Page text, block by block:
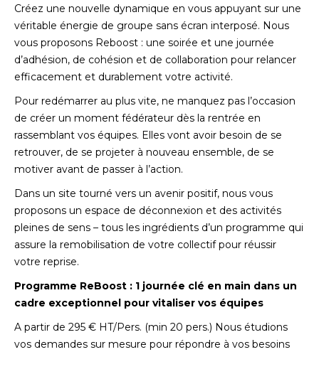
Créez une nouvelle dynamique en vous appuyant sur une
véritable énergie de groupe sans écran interposé. Nous
vous proposons Reboost : une soirée et une journée
d’adhésion, de cohésion et de collaboration pour relancer
efficacement et durablement votre activité.
Pour redémarrer au plus vite, ne manquez pas l’occasion
de créer un moment fédérateur dès la rentrée en
rassemblant vos équipes. Elles vont avoir besoin de se
retrouver, de se projeter à nouveau ensemble, de se
motiver avant de passer à l’action.
Dans un site tourné vers un avenir positif, nous vous
proposons un espace de déconnexion et des activités
pleines de sens – tous les ingrédients d’un programme qui
assure la remobilisation de votre collectif pour réussir
votre reprise.
Programme ReBoost : 1 journée clé en main dans un
cadre exceptionnel pour vitaliser vos équipes
A partir de 295 € HT/Pers. (min 20 pers.) Nous étudions
vos demandes sur mesure pour répondre à vos besoins